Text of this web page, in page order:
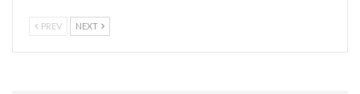
PREV NEXT